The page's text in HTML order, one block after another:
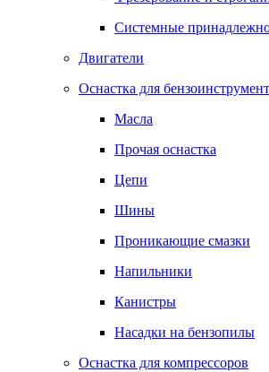
Системные
Двигатели
Оснастка для
Масла
Прочая оснастка
Цепи
Шины
Проникающие смазки
Напильники
Канистры
Насадки на бензопилы
Оснастка для компрессоров